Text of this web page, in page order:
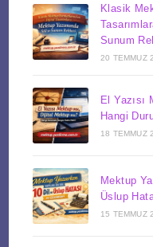
Klasik
Sunum
20 TEMMUZ
El Yazısı
Hangi
18 TEMMUZ
Mektup
Üslup
15 TEMMUZ